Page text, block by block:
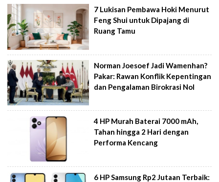
7 Lukisan Pembawa Hoki Menurut
Feng Shui untuk Dipajang di
Ruang Tamu
Norman Joesoef Jadi Wamenhan?
Pakar: Rawan Konflik Kepentingan
dan Pengalaman Birokrasi Nol
4 HP Murah Baterai 7000 mAh,
Tahan hingga 2 Hari dengan
Performa Kencang
6 HP Samsung Rp2 Jutaan Terbaik: